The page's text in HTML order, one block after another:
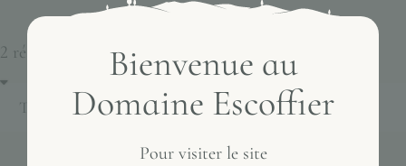
2 résultats affichésBienvenue au
Domaine Escoffier
Pour visiter le site